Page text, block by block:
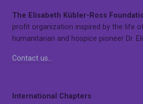
The Elisabeth Kübler-Ross
profit organization inspired by the life
humanitarian and hospice pioneer Dr.
Contact us…
International Chapters